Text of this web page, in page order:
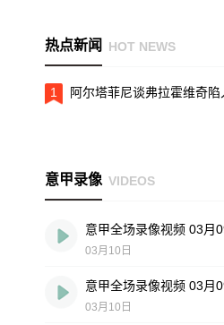
热点新闻 HOT NEWS
1 阿尔塔菲尼谈弗拉霍维奇陷入
意甲录像 VIDEOS
意甲全场录像视频 03月
03月10日
意甲全场录像视频 03月
03月10日